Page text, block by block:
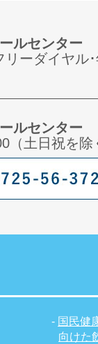
ルセンター
ーダイヤル･
ルセンター
（土日祝を除
- 国民健
向けた